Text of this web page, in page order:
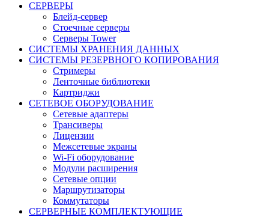
СЕРВЕРЫ
Блейд-сервер
Стоечные серверы
Серверы Tower
СИСТЕМЫ ХРАНЕНИЯ ДАННЫХ
СИСТЕМЫ РЕЗЕРВНОГО КОПИРОВАНИЯ
Стримеры
Ленточные библиотеки
Картриджи
СЕТЕВОЕ ОБОРУДОВАНИЕ
Сетевые адаптеры
Трансиверы
Лицензии
Межсетевые экраны
Wi-Fi оборудование
Модули расширения
Сетевые опции
Маршрутизаторы
Коммутаторы
СЕРВЕРНЫЕ КОМПЛЕКТУЮЩИЕ